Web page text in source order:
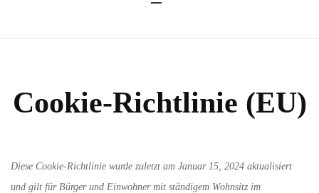
Cookie-Richtlinie (EU)
Diese Cookie-Richtlinie wurde zuletzt am Januar 15, 2024 aktualisiert
und gilt für Bürger und Einwohner mit ständigem Wohnsitz im